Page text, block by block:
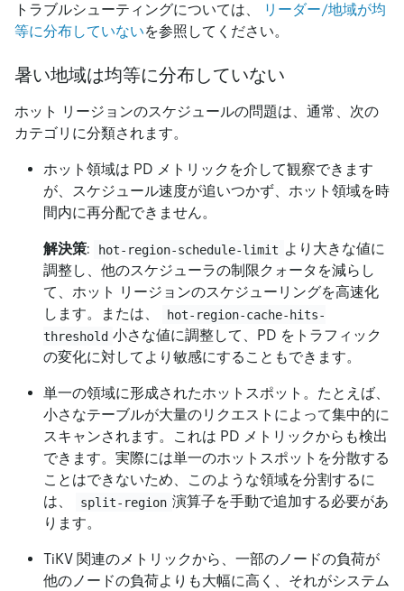
トラブルシューティングについては、
リーダー/地域が均
等に分布していないを参照してください。
暑い地域は均等に分布していない
ホット リージョンのスケジュールの問題は、通常、次の
カテゴリに分類されます。
ホット領域は PD メトリックを介して観察できます
が、スケジュール速度が追いつかず、ホット領域を時
間内に再分配できません。
解決策: hot-region-schedule-limit より大きな値に
調整し、他のスケジューラの制限クォータを減らし
て、ホット リージョンのスケジューリングを高速化
します。または、
hot-region-cache-hits-
threshold 小さな値に調整して、PD をトラフィック
の変化に対してより敏感にすることもできます。
単一の領域に形成されたホットスポット。たとえば、
小さなテーブルが大量のリクエストによって集中的に
スキャンされます。これは PD メトリックからも検出
できます。実際には単一のホットスポットを分散する
ことはできないため、このような領域を分割するに
は、
split-region 演算子を手動で追加する必要があ
ります。
TiKV 関連のメトリックから、一部のノードの負荷が
他のノードの負荷よりも大幅に高く、それがシステム